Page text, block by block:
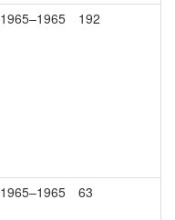
1965–1965 192
1965–1965 63